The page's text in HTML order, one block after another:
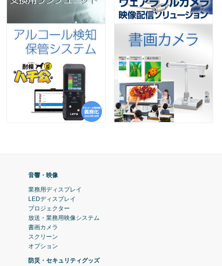
音響・映像
業務用ディスプレイ
LEDディスプレイ
プロジェクター
放送・業務用映像システム
書画カメラ
スクリーン
オプション
防災・セキュリティグッズ